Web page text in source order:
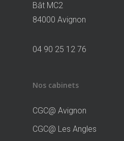
Bât MC2
84000 Avignon
04 90 25 12 76
Nos cabinets
CGC@ Avignon
CGC@ Les Angles